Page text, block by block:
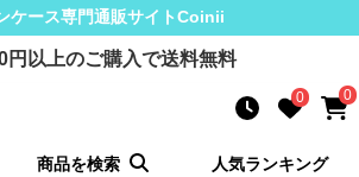
ケース専門通販サイトCoinii
円以上のご購入で送料無料
0 0
商品を検索 人気ランキング